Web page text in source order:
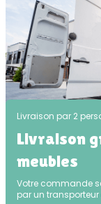
Livraison par 2
Livraison
meubles
Votre commande
par un transporteur